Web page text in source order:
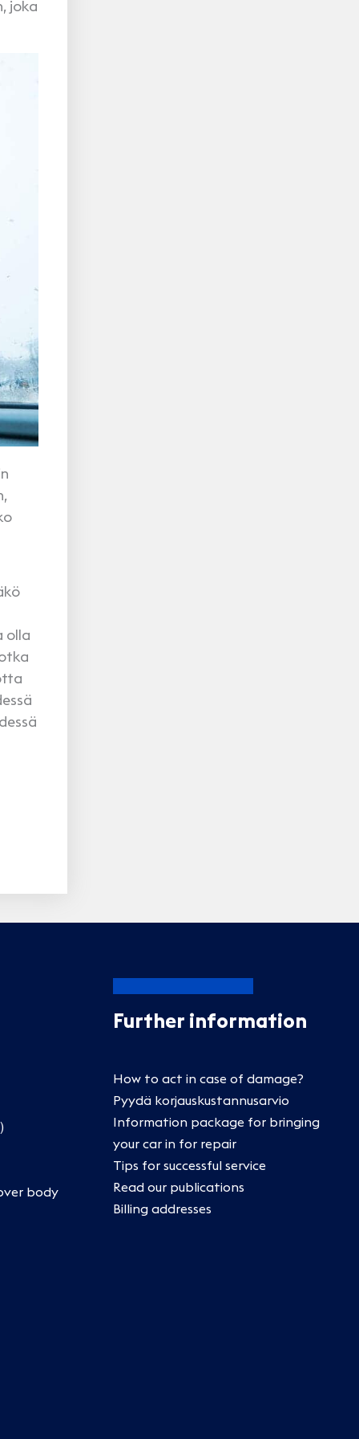
joka
olla
body
Further information
How to act in case of damage?
Pyydä korjauskustannusarvio
Information package for bringing
your car in for repair
Tips for successful service
Read our publications
Billing addresses